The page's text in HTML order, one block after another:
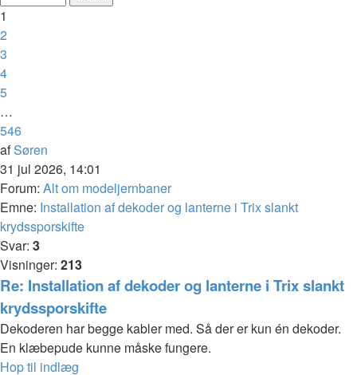
af
546
1
2
3
4
5
…
546
Næste
afSøren
31 jul 2026, 14:01
Forum: Alt om modeljernbaner
Emne: Installation af dekoder og lanterne i Trix slankt
krydssporskifte
Svar: 3
Visninger: 213
Re: Installation af dekoder og lanterne i Trix slankt
krydssporskifte
Dekoderen har begge kabler med. Så der er kun én dekoder.
En klæbepude kunne måske fungere.
Hop til indlæg